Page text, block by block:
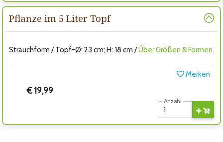
Pflanze im 5 Liter Topf
Strauchform / Topf-Ø: 23 cm; H: 18 cm /Über Größen & Formen.
Merken
€ 19,99
Anzahl